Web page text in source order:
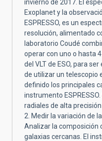
invierno de 2017. El
Exoplanet y la
ESPRESSO, es un
resolución, alimentado
laboratorio Coudé
operar con uno o hasta
del VLT de ESO, para
de utilizar un telescopio
definido los principales
instrumento
radiales de alta
2. Medir la variación de
Analizar la composición
galaxias cercanas. El